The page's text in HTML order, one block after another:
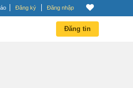
Đăng ký Đăng nhập
Đăng tin